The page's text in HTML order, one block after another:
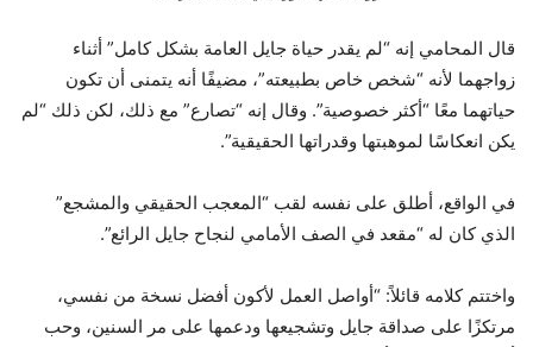
قال المحامي إنه “لم يقدر حياة جايل العامة بشكل كامل” أثناء
زواجهما لأنه “شخص خاص بطبيعته”، مضيفًا أنه يتمنى أن تكون
حياتهما معًا “أكثر خصوصية”. وقال إنه “تصارع” مع ذلك، لكن ذلك “لم
يكن انعكاسًا لموهبتها وقدراتها الحقيقية”.
في الواقع، أطلق على نفسه لقب “المعجب الحقيقي والمشجع”
الذي كان له “مقعد في الصف الأمامي لنجاح جايل الرائع”.
واختتم كلامه قائلاً: “أواصل العمل لأكون أفضل نسخة من نفسي،
مرتكزًا على صداقة جايل وتشجيعها ودعمها على مر السنين، وحب